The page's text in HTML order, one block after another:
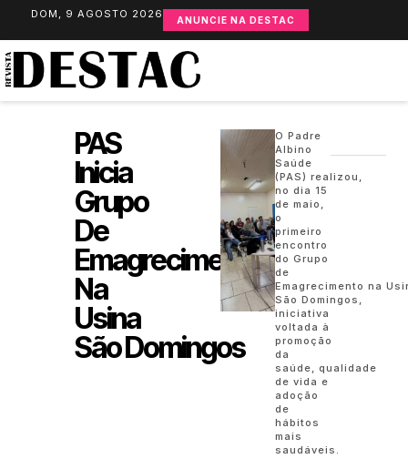
DOM, 9 AGOSTO 2026 ANUNCIE NA DESTAC
PAS
Inicia
Grupo
De
Emagrecimento
Na
Usina
São Domingos
O Padre
Albino
Saúde
(PAS) realizou,
no dia 15
de maio,
o
primeiro
encontro
do Grupo
de
Emagrecimento na
São Domingos,
iniciativa
voltada à
promoção
da
saúde, qualidade
de vida e
adoção
de
hábitos
mais
saudáveis.